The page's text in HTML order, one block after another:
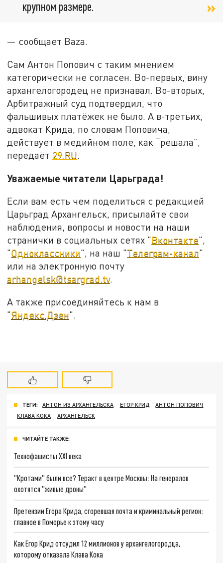
крупном размере.
— сообщает Baza.
Сам Антон Попович с таким мнением
категорически не согласен. Во-первых, вину
архангелогородец не признавал. Во-вторых,
Арбитражный суд подтвердил, что
фальшивых платёжек не было. А в-третьих,
адвокат Крида, по словам Поповича,
действует в медийном поле, как “решала”,
передаёт 29.RU.
Уважаемые читатели Царьграда!
Если вам есть чем поделиться с редакцией
Царьград Архангельск, присылайте свои
наблюдения, вопросы и новости на наши
странички в социальных сетях "Вконтакте",
"Одноклассники", на наш "Телеграм-канал"
или на электронную почту
arhangelsk@tsargrad.tv.
А также присоединяйтесь к нам в
"Яндекс.Дзен".
ТЕГИ: АНТОН ИЗ АРХАНГЕЛЬСКА ЕГОР КРИД
АНТОН ПОПОВИЧ
КЛАВА КОКА
АРХАНГЕЛЬСК
ЧИТАЙТЕ ТАКЖЕ:
Технофашисты XXI века
"Кротами" были все? Теракт в центре Москвы: На генералов
охотятся "живые дроны"
Претензии Егора Крида, сгоревшая почта и криминальный регион:
главное в Поморье к этому часу
Как Егор Крид отсудил 12 миллионов у архангелогородца,
которому отказала Клава Кока